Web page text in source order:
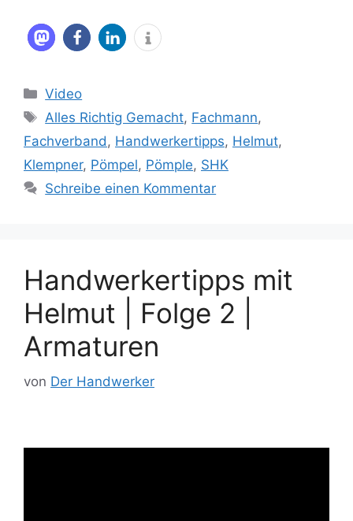
Kategorien
Video
Schlagwörter
Alles Richtig Gemacht, Fachmann,
Fachverband, Handwerkertipps, Helmut,
Klempner, Pömpel, Pömple, SHK
Schreibe einen Kommentar
Handwerkertipps mit
Helmut | Folge 2 |
Armaturen
von Der Handwerker